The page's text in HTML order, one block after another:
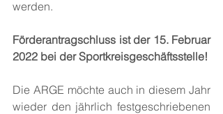
werden.
Förderantragschluss ist der 15. Februar
2022 bei der Sportkreisgeschäftsstelle!
Die ARGE möchte auch in diesem Jahr
wieder den jährlich festgeschriebenen